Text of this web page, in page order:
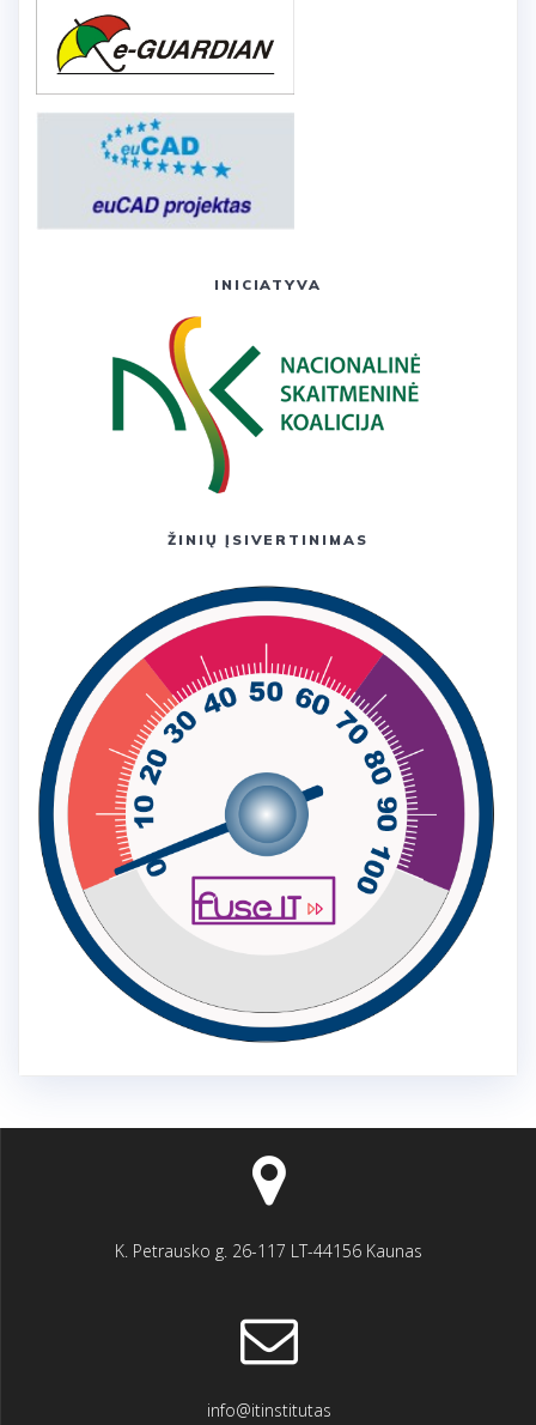
INICIATYVA
ŽINIŲ ĮSIVERTINIMAS
K. Petrausko g. 26-117 LT-44156 Kaunas
info@itinstitutas